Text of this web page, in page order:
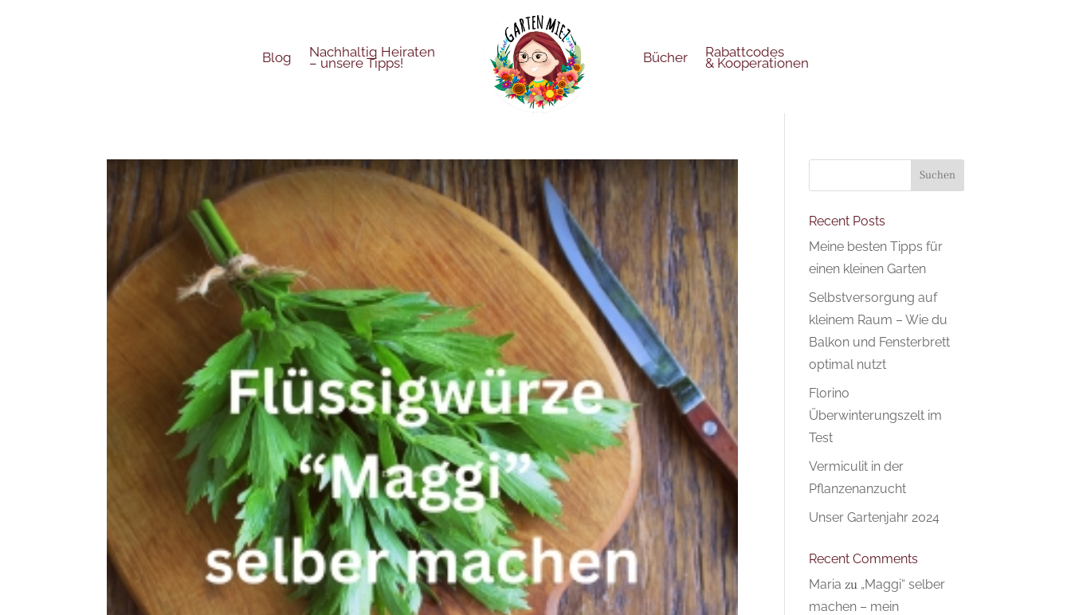
Blog Nachhaltig Heiraten
– unsere Tipps! Bücher Rabattcodes
& Kooperationen
Suchen
Recent Posts
Meine besten Tipps für
einen kleinen Garten
Selbstversorgung auf
kleinem Raum – Wie du
Balkon und Fensterbrett
optimal nutzt
Florino
Überwinterungszelt im
Test
Vermiculit in der
Pflanzenanzucht
Unser Gartenjahr 2024
Recent Comments
Maria zu „Maggi“ selber
machen – mein